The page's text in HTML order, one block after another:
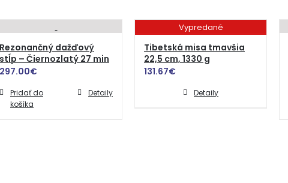
Rezonančný dažďový
stĺp – Čiernozlatý 27 min
297.00€
Pridať do
košíka
Detaily
Vypredané
Tibetská misa tmavšia
22,5 cm, 1330 g
131.67€
Detaily